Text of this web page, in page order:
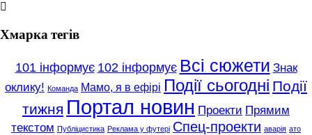

Хмарка тегів
101 інформує 102 інформує Всі сюжети Знак
оклику! Команда Мамо, я в ефірі Події сьогодні Події
тижня Портал новин Проекти Прямим
текстом Публіцистика Реклама у футері Спец-проекти аварія ато